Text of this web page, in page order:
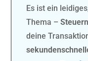
Es ist ein
Thema –Steuern
deine